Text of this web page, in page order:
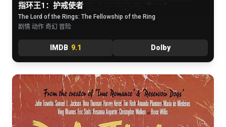
指环王1：护戒使者
The Lord of the Rings: The Fellowship of the Ring
剧情 动作 奇幻 冒险
IMDB 9.1 Dolby